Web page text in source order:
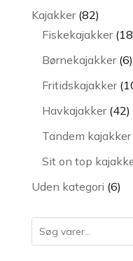
varer
Kajakker 8282
varer
Fiskekajakker 18
Børnekajakker 66
Fritidskajakker
Havkajakker 4242
Tandem kajakker
Sit on top
Uden kategori 66